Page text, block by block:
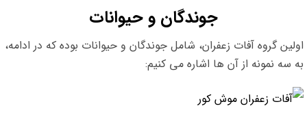
جوندگان و حیوانات
اولین گروه آفات زعفران، شامل جوندگان و حیوانات بوده که در ادامه،
به سه نمونه از آن ها اشاره می کنیم: